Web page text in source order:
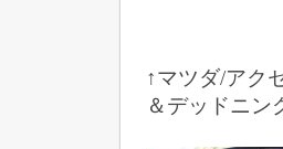
↑マツダ/アク
＆デッドニン